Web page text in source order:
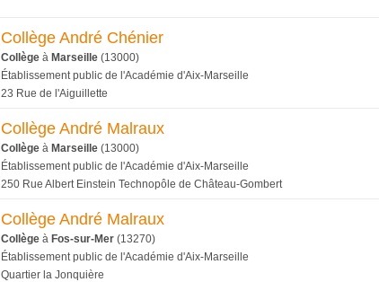
Collège André Chénier
Collège à Marseille (13000)
Établissement public de l'Académie d'Aix-Marseille
23 Rue de l'Aiguillette
Collège André Malraux
Collège à Marseille (13000)
Établissement public de l'Académie d'Aix-Marseille
250 Rue Albert Einstein Technopôle de Château-Gombert
Collège André Malraux
Collège à Fos-sur-Mer (13270)
Établissement public de l'Académie d'Aix-Marseille
Quartier la Jonquière